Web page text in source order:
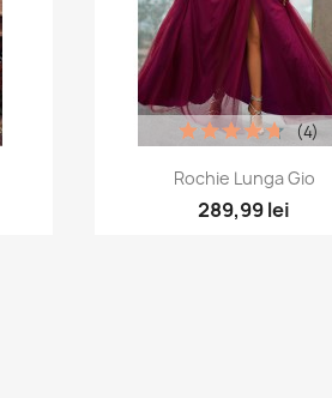
Vizualizare rapida
Rochie Lunga Gio
289,99 lei
(4)